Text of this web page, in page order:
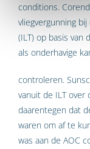
conditions.
vliegvergunning
(ILT) op basis van
als onderhavige
controleren.
vanuit de ILT over
daarentegen dat
waren om af te
was aan de AOC